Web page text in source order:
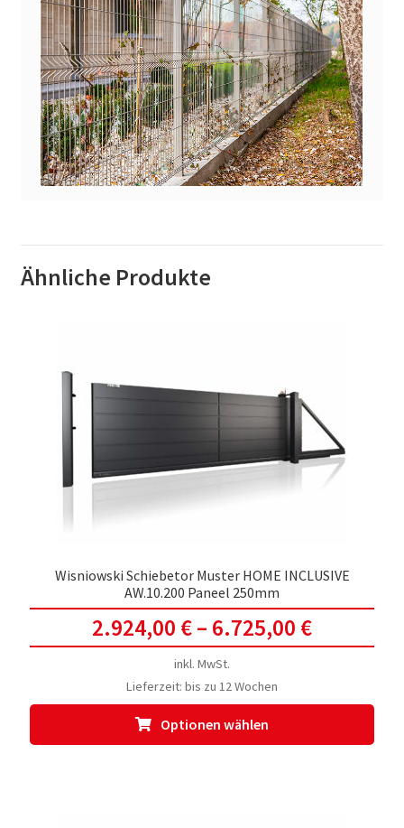
Ähnliche Produkte
Wisniowski Schiebetor Muster HOME INCLUSIVE
AW.10.200 Paneel 250mm
2.924,00 €– 6.725,00 €
inkl. MwSt.
Lieferzeit: bis zu 12 Wochen
Optionen wählen